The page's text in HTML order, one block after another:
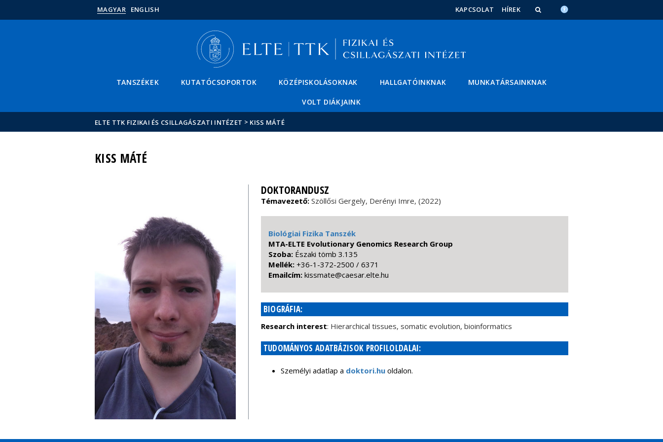
MAGYAR ENGLISH KAPCSOLAT HÍREK
TANSZÉKEK KUTATÓCSOPORTOK KÖZÉPISKOLÁSOKNAK HALLGATÓINKNAK MUNKATÁRSAINKNAK
VOLT DIÁKJAINK
ELTE TTK FIZIKAI ÉS CSILLAGÁSZATI INTÉZET > KISS MÁTÉ
KISS MÁTÉ
DOKTORANDUSZ
Témavezető: Szöllősi Gergely, Derényi Imre, (2022)
Biológiai Fizika Tanszék
MTA-ELTE Evolutionary Genomics Research Group
Szoba: Északi tömb 3.135
Mellék: +36-1-372-2500 / 6371
Emailcím: uh.etle.raseac@etamssik
BIOGRÁFIA:
Research interest: Hierarchical tissues, somatic evolution, bioinformatics
TUDOMÁNYOS ADATBÁZISOK PROFILOLDALAI:
Személyi adatlap a doktori.huoldalon.